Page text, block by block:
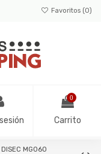
Favoritos (0)
0
Carrito
MG060